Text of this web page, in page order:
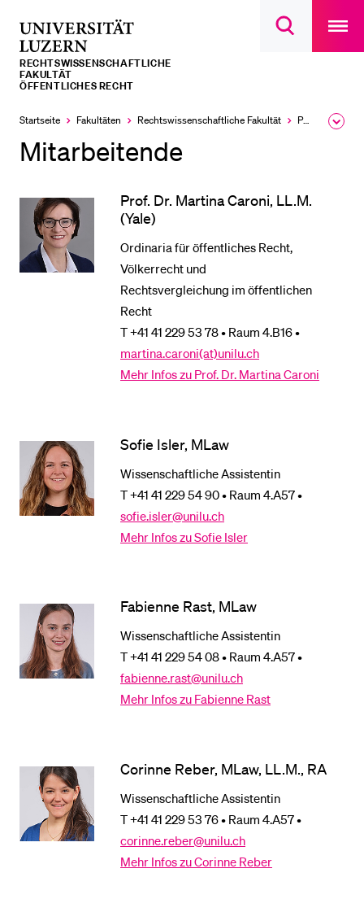
Suchdialog
main
RECHTS­­WISSENSCHAFTLICHE
FAKULTÄT
ÖFFENTLICHES RECHT
Startseite Fakultäten Rechtswissenschaftliche Fakultät Professuren
Mitarbeitende
Prof. Dr. Martina Caroni, LL.M.
(Yale)
Ordinaria für öffentliches Recht,
Völkerrecht und
Rechtsvergleichung im öffentlichen
Recht
T +41 41 229 53 78 • Raum 4.B16 •
martina.caroni(at)unilu.ch
Mehr Infos zu Prof. Dr. Martina Caroni
Sofie Isler, MLaw
Wissenschaftliche Assistentin
T +41 41 229 54 90 • Raum 4.A57 •
sofie.isler@unilu.ch
Mehr Infos zu Sofie Isler
Fabienne Rast, MLaw
Wissenschaftliche Assistentin
T +41 41 229 54 08 • Raum 4.A57 •
fabienne.rast@unilu.ch
Mehr Infos zu Fabienne Rast
Corinne Reber, MLaw, LL.M., RA
Wissenschaftliche Assistentin
T +41 41 229 53 76 • Raum 4.A57 •
corinne.reber@unilu.ch
Mehr Infos zu Corinne Reber
LETZTE SUCHEN
Sie haben noch keine Suche getätigt.
Schulklassen und Lehrpersonen
Studierende
Forschende
Mitarbeitende
Alumni
Stellensuchende
Vorlesungsverzeichnis
Bibliothek
Sportangebot
Menuplan Mensa